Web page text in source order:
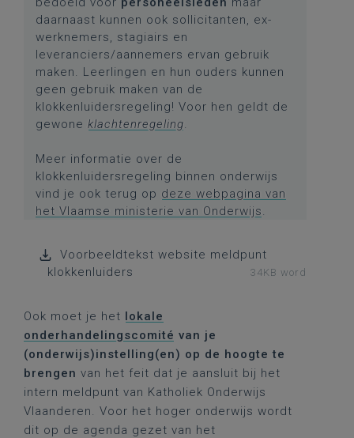
daarnaast kunnen ook sollicitanten, ex-
werknemers, stagiairs en
leveranciers/aannemers ervan gebruik
maken. Leerlingen en hun ouders kunnen
geen gebruik maken van de
klokkenluidersregeling! Voor hen geldt de
gewone klachtenregeling.
Meer informatie over de
klokkenluidersregeling binnen onderwijs
vind je ook terug op deze webpagina van
het Vlaamse ministerie van Onderwijs.
Voorbeeldtekst website meldpunt
klokkenluiders
34KB word
Ook moet je het lokale
onderhandelingscomité van je
(onderwijs)instelling(en) op de hoogte te
brengen van het feit dat je aansluit bij het
intern meldpunt van Katholiek Onderwijs
Vlaanderen. Voor het hoger onderwijs wordt
dit op de agenda gezet van het